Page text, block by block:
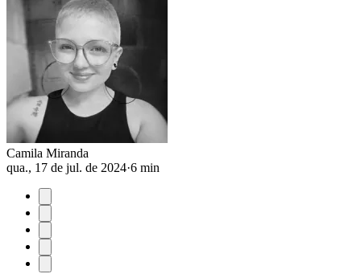
Camila Miranda
qua., 17 de jul. de 2024·6 min